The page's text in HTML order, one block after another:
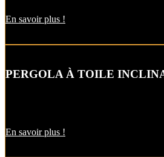
En savoir plus !
PERGOLA À TOILE
En savoir plus !